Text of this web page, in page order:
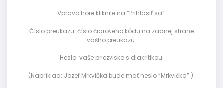
Vpravo hore kliknite na “Prihlásiť sa”:
Číslo preukazu: číslo čiarového kódu na zadnej strane
vášho preukazu.
Heslo: vaše priezvisko s diakritikou.
(Napríklad: Jozef Mrkvička bude mať heslo “Mrkvička”.).